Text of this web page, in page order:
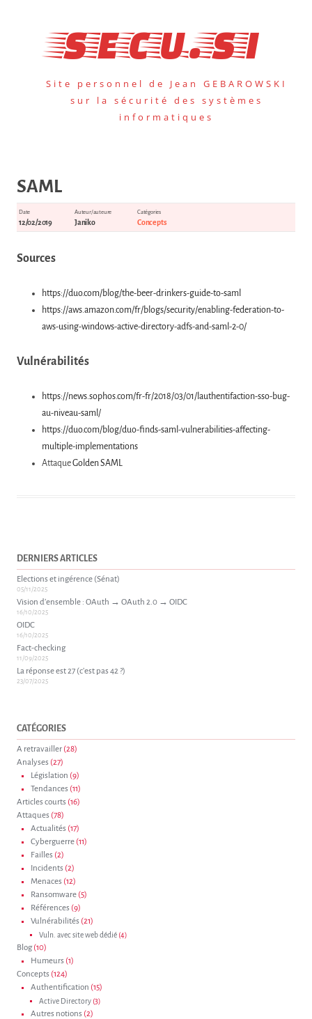
secu.si
Site personnel de Jean GEBAROWSKI
sur la sécurité des systèmes
informatiques
SAML
Date Auteur/auteure Catégories
12/02/2019 Janiko Concepts
Sources
https://duo.com/blog/the-beer-drinkers-guide-to-saml
https://aws.amazon.com/fr/blogs/security/enabling-federation-to-
aws-using-windows-active-directory-adfs-and-saml-2-0/
Vulnérabilités
https://news.sophos.com/fr-fr/2018/03/01/lauthentifaction-sso-bug-
au-niveau-saml/
https://duo.com/blog/duo-finds-saml-vulnerabilities-affecting-
multiple-implementations
AttaqueGolden SAML
DERNIERS ARTICLES
Elections et ingérence (Sénat)
05/11/2025
Vision d’ensemble : OAuth → OAuth 2.0 → OIDC
16/10/2025
OIDC
16/10/2025
Fact-checking
11/09/2025
La réponse est 27 (c’est pas 42 ?)
23/07/2025
CATÉGORIES
A retravailler (28)
Analyses (27)
Législation (9)
Tendances (11)
Articles courts (16)
Attaques (78)
Actualités (17)
Cyberguerre (11)
Failles (2)
Incidents (2)
Menaces (12)
Ransomware (5)
Références (9)
Vulnérabilités (21)
Vuln. avec site web dédié (4)
Blog(10)
Humeurs (1)
Concepts (124)
Authentification (15)
Active Directory (3)
Autres notions (2)